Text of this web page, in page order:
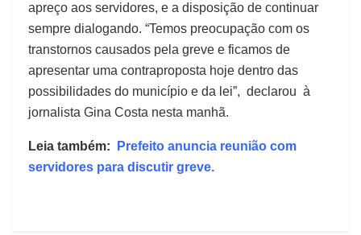
apreço aos servidores, e a disposição de continuar
sempre dialogando. “Temos preocupação com os
transtornos causados pela greve e ficamos de
apresentar uma contraproposta hoje dentro das
possibilidades do município e da lei”, declarou à
jornalista Gina Costa nesta manhã.
Leia também:
Prefeito anuncia reunião com
servidores para discutir greve.